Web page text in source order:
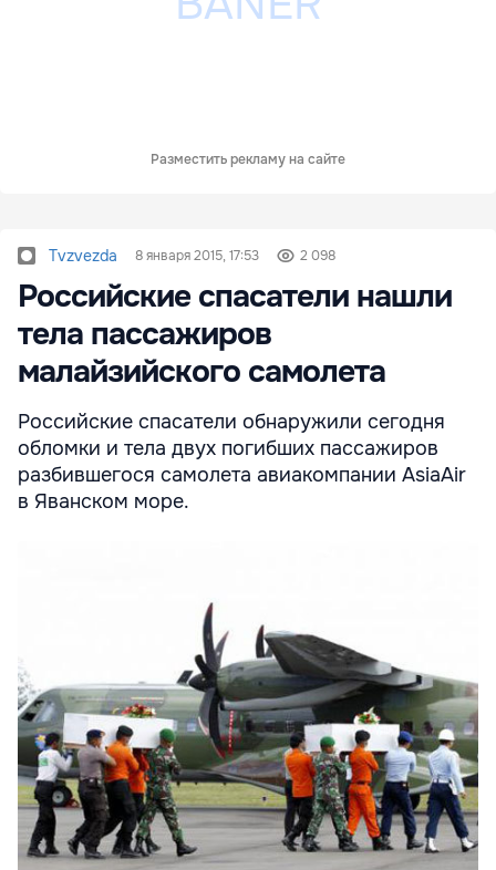
Разместить рекламу на сайте
Tvzvezda 8 января 2015, 17:53 2 098
Российские спасатели нашли
тела пассажиров
малайзийского самолета
Российские спасатели обнаружили сегодня
обломки и тела двух погибших пассажиров
разбившегося самолета авиакомпании AsiaAir
в Яванском море.